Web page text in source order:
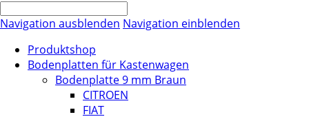
Navigation ausblenden Navigation einblenden
Produktshop
Bodenplatten für Kastenwagen
Bodenplatte 9 mm Braun
CITROEN
FIAT